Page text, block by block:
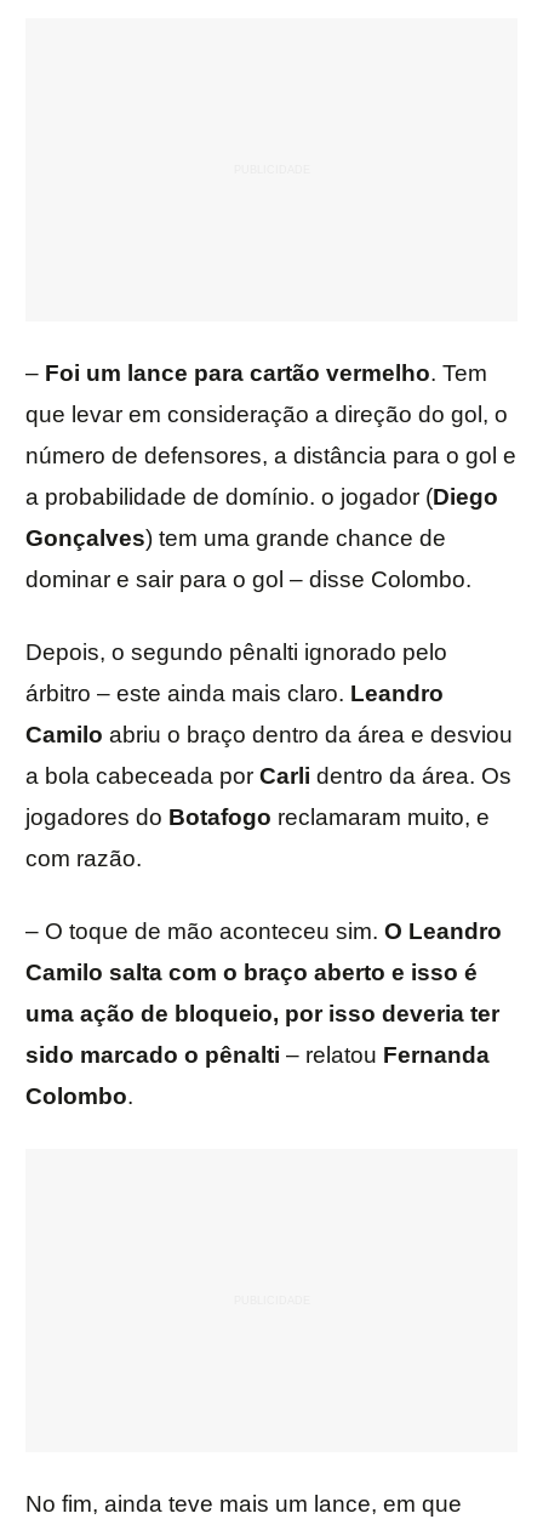
– Foi um lance para cartão vermelho. Tem
que levar em consideração a direção do gol, o
número de defensores, a distância para o gol e
a probabilidade de domínio. o jogador (Diego
Gonçalves) tem uma grande chance de
dominar e sair para o gol – disse Colombo.
Depois, o segundo pênalti ignorado pelo
árbitro – este ainda mais claro. Leandro
Camilo abriu o braço dentro da área e desviou
a bola cabeceada por Carli dentro da área. Os
jogadores do Botafogo reclamaram muito, e
com razão.
– O toque de mão aconteceu sim. O Leandro
Camilo salta com o braço aberto e isso é
uma ação de bloqueio, por isso deveria ter
sido marcado o pênalti – relatou Fernanda
Colombo.
No fim, ainda teve mais um lance, em que